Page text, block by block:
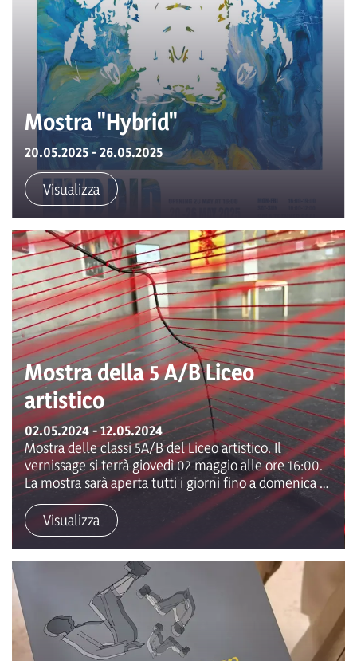
Mostra "Hybrid"
20.05.2025 - 26.05.2025
Visualizza
Mostra della 5 A/B Liceo
artistico
02.05.2024 - 12.05.2024
Mostra delle classi 5A/B del Liceo artistico. Il
vernissage si terrà giovedì 02 maggio alle ore 16:00.
La mostra sarà aperta tutti i giorni fino a domenica 12
maggio 2024.
Visualizza